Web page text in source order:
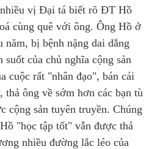
nhiều vị Đại tá biết rõ ĐT Hồ
cùng quê với ông. Ông Hồ ở
năm, bị bệnh nặng dai dẳng
suốt của chủ nghĩa cộng sản
cuộc rất "nhân đạo", bán cái
ông về sớm hơn các bạn tù
cộng sản tuyên truyền. Chúng
"học tập tốt" vẫn được thả
nhiều đường lắc léo của